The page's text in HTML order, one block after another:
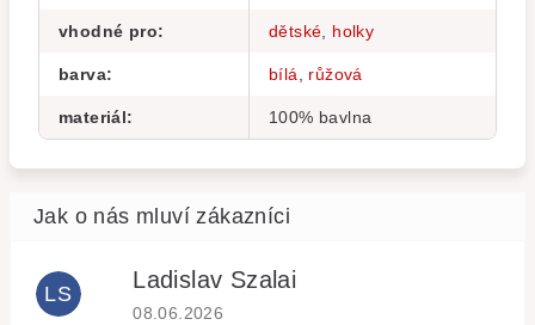
vhodné pro: dětské holky
barva: bílá růžová
materiál: 100% bavlna
LS
Ladislav Szalai
Hodnocení obchodu je 5 z 5 hvězdiček.
08.06.2026